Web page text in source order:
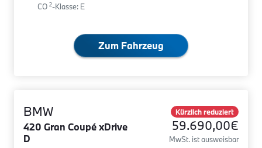
CO 2-Klasse: E
Zum Fahrzeug
BMW
420 Gran Coupé xDrive
D
Kürzlich reduziert
59.690,00€
MwSt. ist ausweisbar